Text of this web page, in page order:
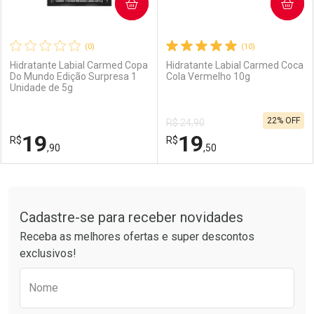
(0)
Hidratante Labial Carmed Copa
Do Mundo Edição Surpresa 1
Unidade de 5g
R$19,90
COMPRAR
Laboratório
Por Menos
(10)
Hidratante Labial Carmed Coca
Cola Vermelho 10g
R$ 24,90
R$19,50
22% OFF
COMPRAR
Laboratório
Por Menos
Cadastre-se para receber novidades
Receba as melhores ofertas e super descontos
exclusivos!
Nome